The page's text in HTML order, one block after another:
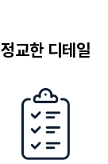
정교한 디테일